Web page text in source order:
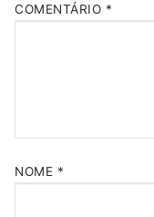
COMENTÁRIO *
NOME *